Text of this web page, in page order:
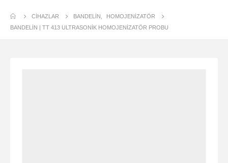
CIHAZLAR BANDELIN
HOMOJENIZATÖR
BANDELİN | TT 413 ULTRASONIK HOMOJENIZATÖR PROBU